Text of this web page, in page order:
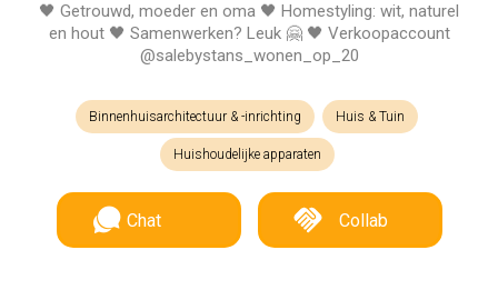
🖤 Getrouwd, moeder en oma 🖤 Homestyling: wit, naturel
en hout 🖤 Samenwerken? Leuk 🤗 🖤 Verkoopaccount
@salebystans_wonen_op_20
Binnenhuisarchitectuur & -inrichting Huis & Tuin
Huishoudelijke apparaten
Chat Collab